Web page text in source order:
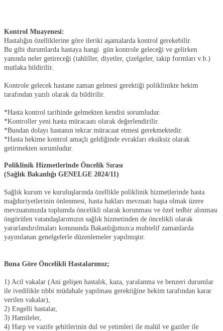
Kontrol Muayenesi:
Hastalığın özelliklerine göre ileriki aşamalarda kontrol gerekebilir.
Bu gibi durumlarda hastaya hangi gün kontrole geleceği ve gelirken
yanında neler getireceği (tahliller, diyetler, çizelgeler, takip formları v.b.)
mutlaka bildirilir.
Kontrole gelecek hastane zaman gelmesi gerektiği poliklinikte hekim
tarafından yazılı olarak da bildirilir.
*Hasta kontrol tarihinde gelmekten kendisi sorumludur.
*Kontroller yeni hasta müracaatı olarak değerlendirilir.
*Bundan dolayı hastanın tekrar müracaat etmesi gerekmektedir.
*Hasta hekime kontrol amaçlı geldiğinde evrakları eksiksiz olarak
getirmekten sorumludur.
Poliklinik Hizmetlerinde Öncelik Sırası
(Sağlık Bakanlığı GENELGE 2024/11)
Sağlık kurum ve kuruluşlarında özellikle poliklinik hizmetlerinde hasta
mağduriyetlerinin önlenmesi, hasta hakları mevzuatı başta olmak üzere
mevzuatımızda toplumda öncelikli olarak korunması ve özel tedbir alınması
öngörülen vatandaşlarımızın sağlık hizmetinden de öncelikli olarak
yararlandırılmaları konusunda Bakanlığımızca muhtelif zamanlarda
yayımlanan genelgelerle düzenlemeler yapılmıştır.
Buna Göre Öncelikli Hastalarımız;
1) Acil vakalar (Ani gelişen hastalık, kaza, yaralanma ve benzeri durumlar
ile ivedilikle tıbbi müdahale yapılması gerektiğine hekim tarafından karar
verilen vakalar),
2) Engelli hastalar,
3) Hamileler,
4) Harp ve vazife şehitlerinin dul ve yetimleri ile malül ve gaziler ile